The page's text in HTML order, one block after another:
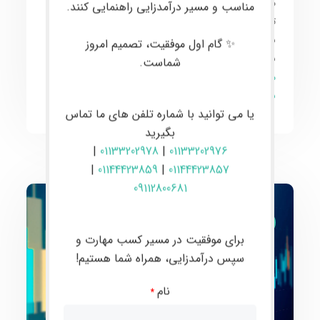
تجربه
برترین‌ها در این عرصه است. تاکید این دوره بر تسلط کامل
بر
استراتژی‌های پیشرفتهو افزایش سطح
معامله‌گری
بازارهای مالی جهانی
مناسب و مسیر درآمدزایی راهنمایی کنند.
✨ گام اول موفقیت، تصمیم امروز
شماست.
یا می توانید با شماره تلفن های ما تماس
بگیرید
01133202976
|
01133202978
|
01144423857
|
01144423859
|
09112800681
برای موفقیت در مسیر کسب مهارت و
سپس درآمدزایی، همراه شما هستیم!
نام *